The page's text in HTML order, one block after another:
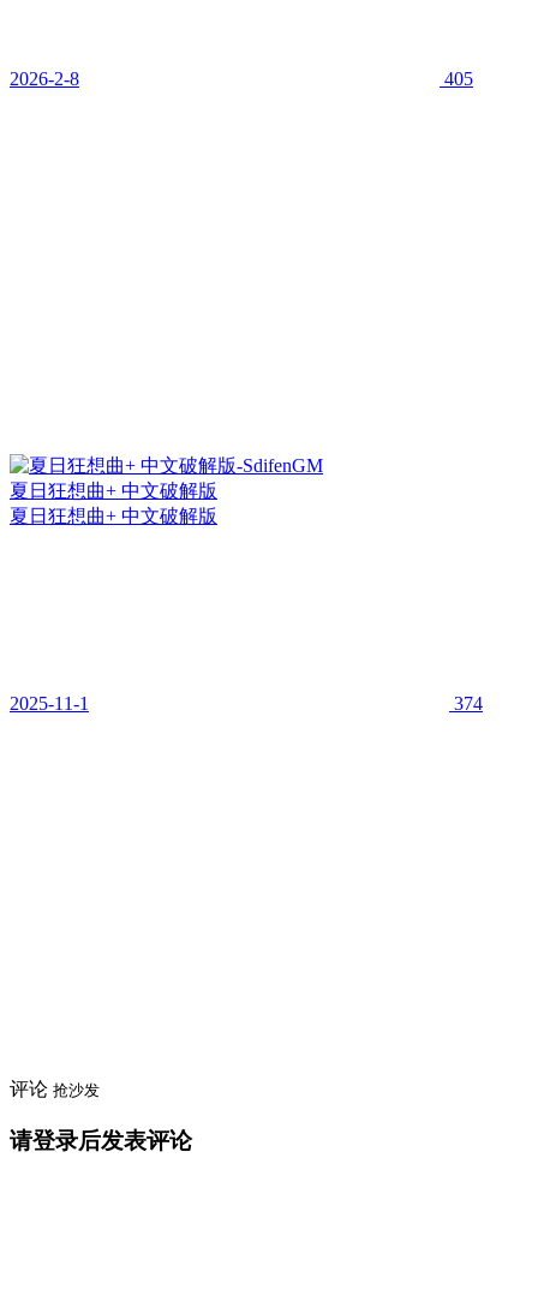
2026-2-8 405
夏日狂想曲+ 中文破解版
夏日狂想曲+ 中文破解版
2025-11-1 374
评论 抢沙发
请登录后发表评论